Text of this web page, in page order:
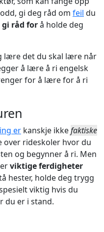
gi deg råd om feil du
gi råd forå holde deg
lære det du skal lære når
å lære å ri engelsk
for å lære for å ri
er kanskje ikkefaktiske
over rideskoler hvor du
og begynner å ri. Men
viktige ferdigheter
hester, holde deg trygg
viktig hvis du
du er i stand.